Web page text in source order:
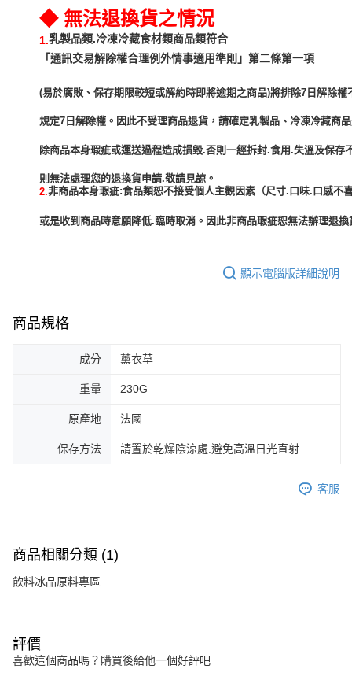
◆ 無法退換貨之情況
1.乳製品類.冷凍冷藏食材類商品類符合
「通訊交易解除權合理例外情事適用準則」第二條第一項
(易於腐敗、保存期限較短或解約時即將逾期之商品)將排除7日解除權
規定7日解除權。因此不受理商品退貨，請確定乳製品、冷凍冷藏商
除商品本身瑕疵或運送過程造成損毀.否則一經拆封.食用.失溫及保存
2.非商品本身瑕疵:食品類恕不接受個人主觀因素（尺寸.口味.口感不
或是收到商品時意願降低.臨時取消。因此非商品瑕疵恕無法辦理退
顯示電腦版詳細說明
商品規格
成分 薰衣草
重量 230G
原產地 法國
保存方法 請置於乾燥陰涼處.避免高溫日光直射
客服
商品相關分類 (1)
飲料冰品原料專區
評價
喜歡這個商品嗎？購買後給他一個好評吧